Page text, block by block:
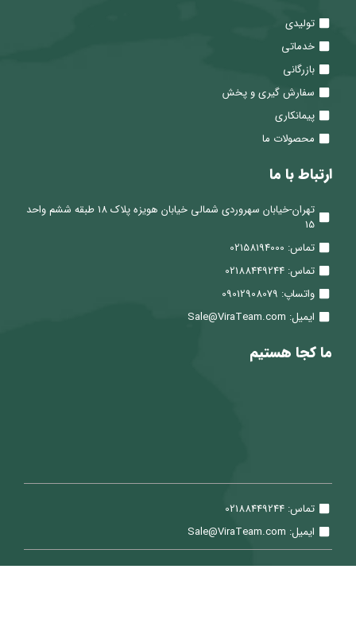
تولیدی
خدماتی
بازرگانی
سفارش گیری و پخش
پیمانکاری
محصولات ما
ارتباط با ما
تهران-خیابان سهروردی شمالی خیابان هویزه پلاک 18 طبقه ششم واحد
15
تماس: 02158194000
تماس: 02188449244
واتساپ: 09012908079
ایمیل: Sale@ViraTeam.com
ما کجا هستیم
تماس: 02188449244
ایمیل: Sale@ViraTeam.com